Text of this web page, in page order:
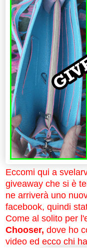
Eccomi qui a
giveaway che si è
ne arriverà uno
facebook, quindi
Come al solito per
Chooser, dove ho
video ed ecco chi